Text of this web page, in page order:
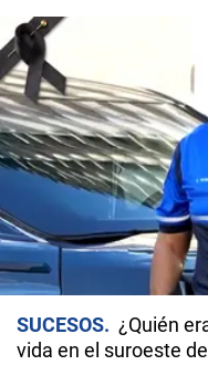
SUCESOS
¿Quién
vida en el suroeste